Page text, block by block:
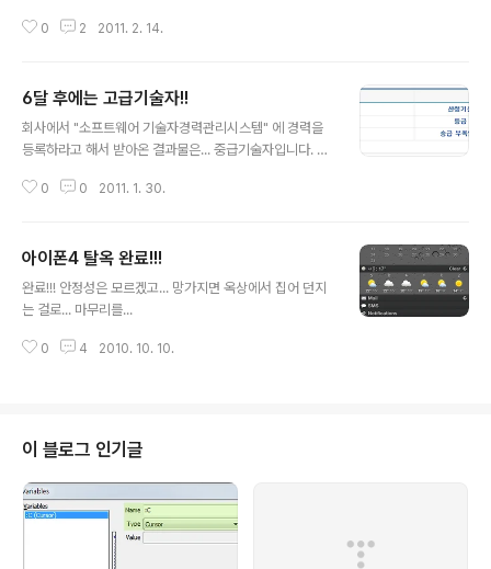
유와이즈원이라는 회사로 올해 1월 1일 분사를 하였습니다. 기존에는 혼자서 개
규직 (0명) 비고: 경력 (JAVA or Javascript UI, 2~3년) 업무내용: 1. 정부전
자문서 유통 시스템 개발 (Maven + Spring framework 기반) 2. RCP 기반
의 양식마법사 개선 필수조건:..
0 2 2011. 2. 14.
6달 후에는 고급기술자!!
회사에서 "소프트웨어 기술자경력관리시스템" 에 경력을
등록하라고 해서 받아온 결과물은... 중급기술자입니다. 6
를 바랍니다.
0 0 2011. 1. 30.
아이폰4 탈옥 완료!!!
완료!!! 안정성은 모르겠고... 망가지면 옥상에서 집어 던지
는 걸로... 마무리를...
0 4 2010. 10. 10.
이 블로그 인기글